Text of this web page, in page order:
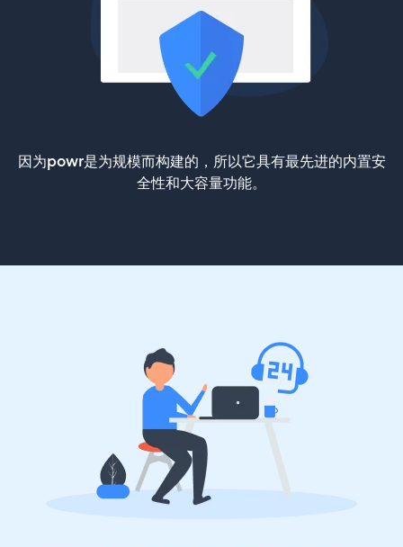
因为powr是为规模而构建的，所以它具有最先进的内置安
全性和大容量功能。